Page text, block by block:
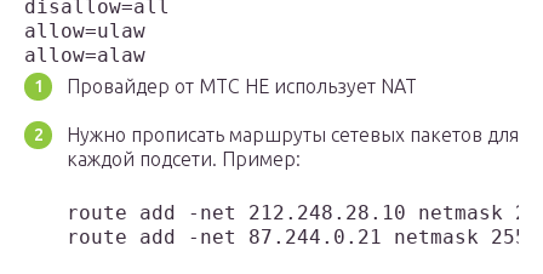
disallow=all
allow=ulaw
allow=alaw
Провайдер от МТС НЕ использует NAT
Нужно прописать маршруты сетевых пакетов для
каждой подсети. Пример:
route add -net 212.248.28.10 netmask
route add -net 87.244.0.21 netmask